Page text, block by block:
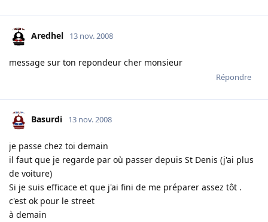
Aredhel 13 nov. 2008
message sur ton repondeur cher monsieur
Répondre
Basurdi 13 nov. 2008
je passe chez toi demain
il faut que je regarde par où passer depuis St Denis (j'ai plus
de voiture)
Si je suis efficace et que j'ai fini de me préparer assez tôt .
c'est ok pour le street
à demain